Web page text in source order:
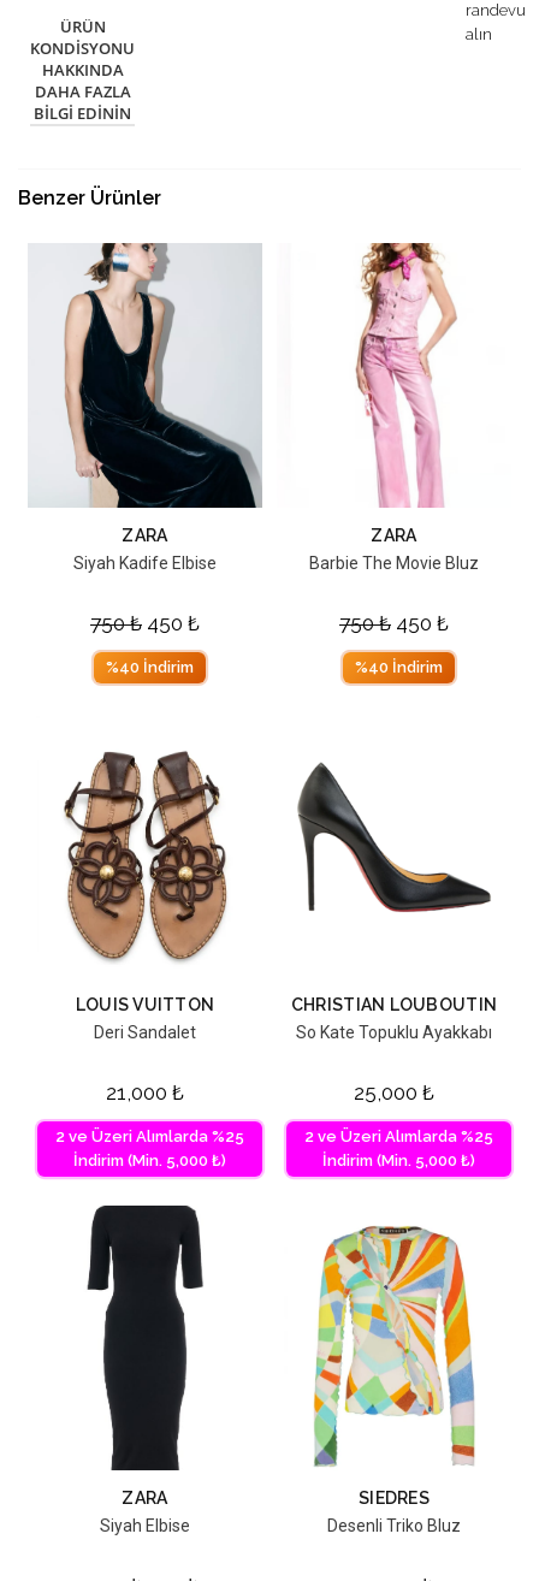
ÜRÜN
KONDISYONU
HAKKINDA
DAHA FAZLA
BILGI EDININ
randevu
alın
Benzer Ürünler
ZARA
Siyah Kadife Elbise
750₺ 450 ₺
%40 İndirim
ZARA
Barbie The Movie Bluz
750₺ 450 ₺
%40 İndirim
LOUIS VUITTON
Deri Sandalet
21,000 ₺
2 ve Üzeri Alımlarda %25
İndirim (Min. 5,000 ₺)
CHRISTIAN LOUBOUTIN
So Kate Topuklu Ayakkabı
25,000 ₺
2 ve Üzeri Alımlarda %25
İndirim (Min. 5,000 ₺)
ZARA
Siyah Elbise
SIEDRES
Desenli Triko Bluz